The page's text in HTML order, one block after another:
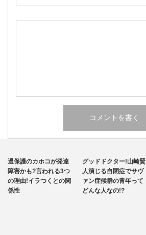
過保護のカホコが発達
障害かも?言われる3つ
の理由!イラつくとの関
係性
自閉症
グッドドクター!山崎賢
人演じる自閉症でサヴ
ァン症候群の青年って
どんな人なの!?